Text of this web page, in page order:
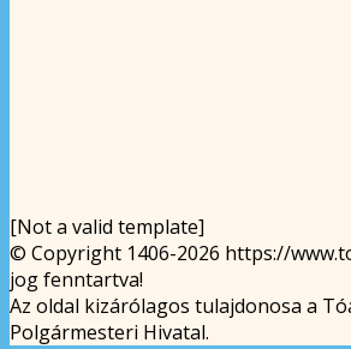
[Not a valid template]
© Copyright 1406-2026 https://
jog fenntartva!
Az oldal kizárólagos tulajdonosa a
Polgármesteri Hivatal.